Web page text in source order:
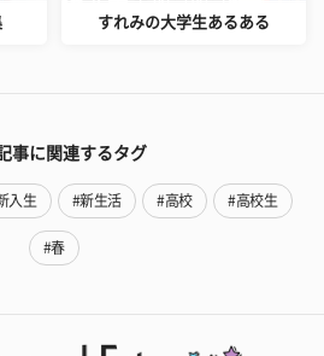
すれみの大学生あるある
事に関連するタグ
入生 #新生活 #高校 #高校生
#春